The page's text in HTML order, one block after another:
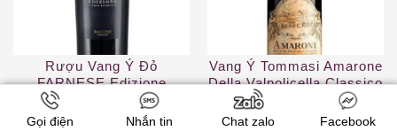
Rượu Vang Ý Đỏ
FARNESE Edizione
Cinque Autoctoni
Vang Ý Tommasi Amarone
Della Valpolicella Classico
Gọi điện Nhắn tin Chat zalo Facebook